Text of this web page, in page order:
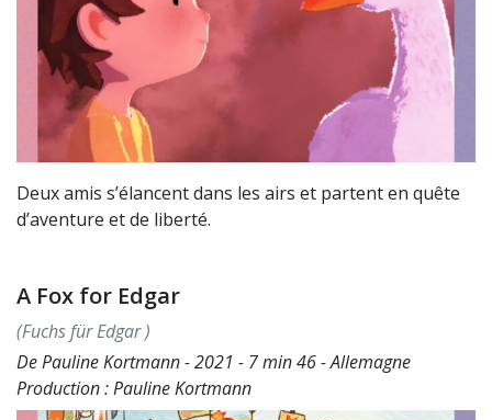
Deux amis s’élancent dans les airs et partent en quête
d’aventure et de liberté.
A Fox for Edgar
(Fuchs für Edgar )
De Pauline Kortmann - 2021 - 7 min 46 - Allemagne
Production : Pauline Kortmann